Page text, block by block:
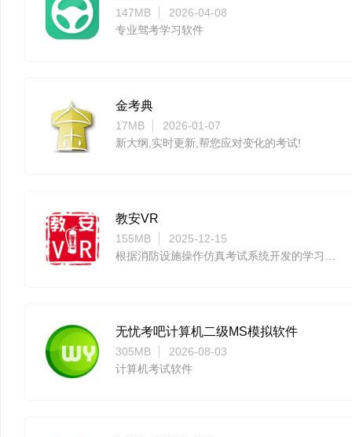
147MB
2026-04-08
专业驾考学习软件
金考典
17MB
2026-01-07
新大纲,实时更新,帮您应对变化的考试!
教安VR
155MB
2025-12-15
无忧考吧计算机二级MS模拟软件
305MB
2026-08-03
计算机考试软件